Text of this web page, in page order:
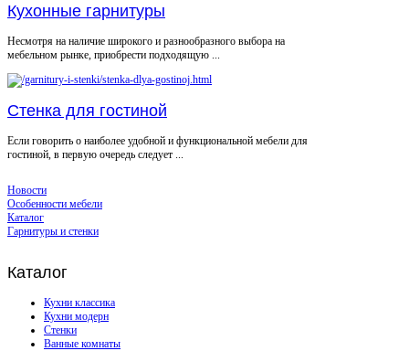
Кухонные гарнитуры
Несмотря на наличие широкого и разнообразного выбора на
мебельном рынке, приобрести подходящую ...
Стенка для гостиной
Если говорить о наиболее удобной и функциональной мебели для
гостиной, в первую очередь следует ...
Новости
Особенности мебели
Каталог
Гарнитуры и стенки
Каталог
Кухни классика
Кухни модерн
Стенки
Ванные комнаты